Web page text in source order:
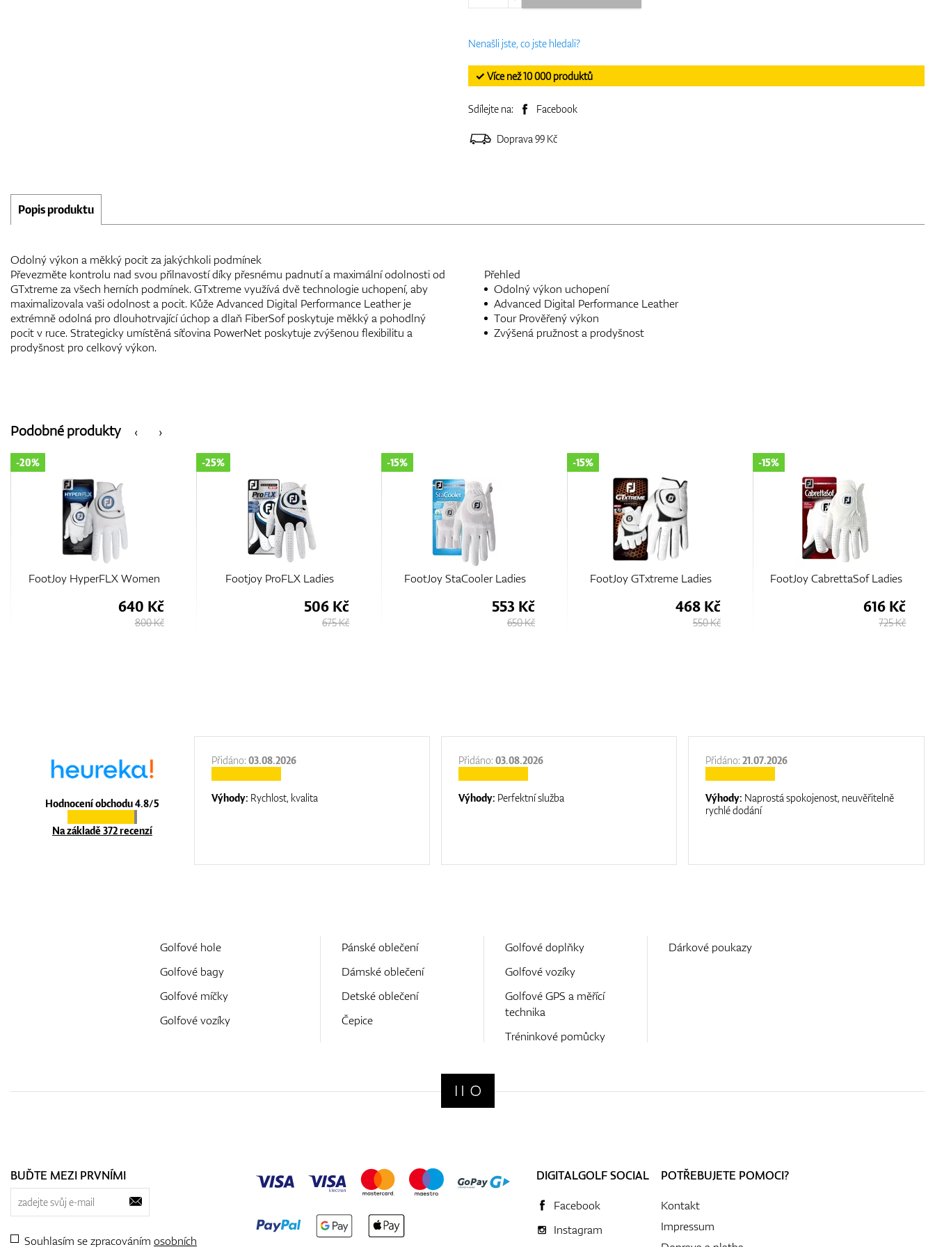
Nenašli jste, co jste hledali?
✓ Více než 10 000 produktů
Sdílejte na: Facebook
Doprava 99 Kč
Popis produktu
Odolný výkon a měkký pocit za jakýchkoli podmínek
Převezměte kontrolu nad svou přilnavostí díky přesnému padnutí a maximální odolnosti od
GTxtreme za všech herních podmínek. GTxtreme využívá dvě technologie uchopení, aby
maximalizovala vaši odolnost a pocit. Kůže Advanced Digital Performance Leather je
extrémně odolná pro dlouhotrvající úchop a dlaň FiberSof poskytuje měkký a pohodlný
pocit v ruce. Strategicky umístěná síťovina PowerNet poskytuje zvýšenou flexibilitu a
prodyšnost pro celkový výkon.
Přehled
Odolný výkon uchopení
Advanced Digital Performance Leather
Tour Prověřený výkon
Zvýšená pružnost a prodyšnost
‹
Podobné produkty ›
Footjoy ProFLX Ladies
-25%
506 Kč
675 Kč
FootJoy StaCooler Ladies
-15%
553 Kč
650 Kč
FootJoy GTxtreme Ladies
-15%
468 Kč
550 Kč
FootJoy CabrettaSof Ladies
-15%
616 Kč
725 Kč
FootJoy StaSof 19 Ladies
-35%
520 Kč
800 Kč
Hodnocení obchodu 4.8/5
Na základě 372 recenzí
Přidáno:03.08.2026
Výhody: Rychlost, kvalita
Přidáno:03.08.2026
Výhody: Perfektní služba
Přidáno:21.07.2026
Výhody: Naprostá spokojenost, neuvěřitelně
rychlé dodání
Golfové hole
Golfové bagy
Golfové míčky
Golfové vozíky
Pánské oblečení
Dámské oblečení
Detské oblečení
Čepice
Golfové doplňky
Golfové vozíky
Golfové GPS a měřící
technika
Tréninkové pomůcky
Dárkové poukazy
BUĎTE MEZI PRVNÍMI
Souhlasím se zpracováním osobních
DIGITALGOLF SOCIAL
Facebook
Instagram
POTŘEBUJETE POMOCI?
Kontakt
Impressum